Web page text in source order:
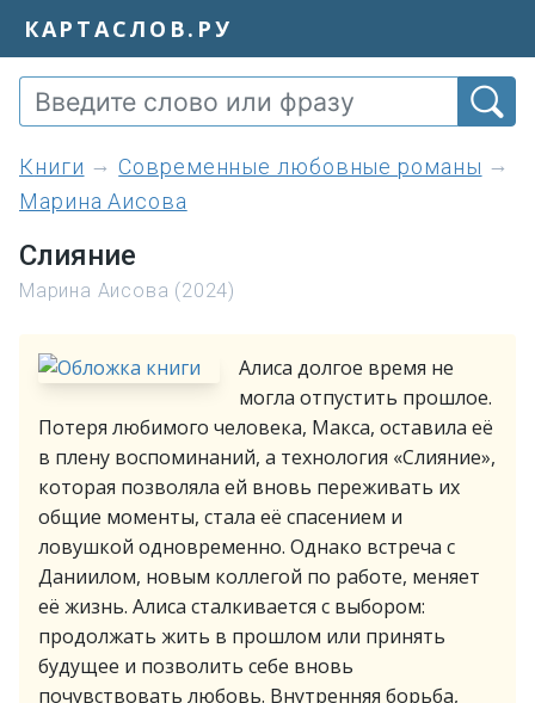
КАРТАСЛОВ.РУ
книги
Современные любовные романы
Марина Аисова
Слияние
Марина Аисова (2024)
Алиса долгое время не
могла отпустить прошлое.
Потеря любимого человека, Макса, оставила её
в плену воспоминаний, а технология «Слияние»,
которая позволяла ей вновь переживать их
общие моменты, стала её спасением и
ловушкой одновременно. Однако встреча с
Даниилом, новым коллегой по работе, меняет
её жизнь. Алиса сталкивается с выбором:
продолжать жить в прошлом или принять
будущее и позволить себе вновь
почувствовать любовь. Внутренняя борьба,